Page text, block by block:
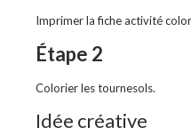
Imprimer la fiche activité
Étape 2
Colorier les tournesols.
Idée créative